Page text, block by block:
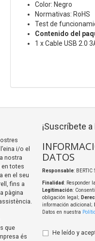
Color: Negro
Normativas: RoHS
Test de
Contenido del
1 x Cable USB 2.0
i/o el
nostra
totes
en el seu
fins a
pàgina
que
és
¡Suscríbete
DATOS
Responsable: BERTIC
Finalidad: Responder
Legitimación:
obligación legal;
información adicional;
Datos en nuestra
He leído y